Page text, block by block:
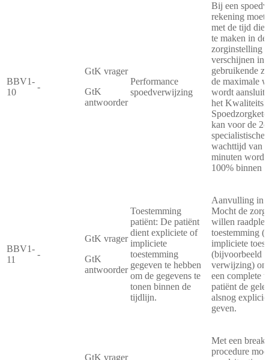
BBV1-
10
-
GtK vrager
GtK
antwoorder
Performance
spoedverwijzing
Bij een
rekening
met de tijd die
te maken in
zorginstelling
verschijnen in
gebruikende
de maximale
wordt
het
kan voor de
specialistische
wachttijd van
minuten
100% binnen
BBV1-
11
-
GtK vrager
GtK
antwoorder
Toestemming
patiënt: De patiënt
dient expliciete of
impliciete
toestemming
gegeven te hebben
om de gegevens te
tonen binnen de
tijdlijn.
Aanvulling in
Mocht de
willen
toestemming
impliciete
(bijvoorbeeld
verwijzing)
een complete
patiënt de
alsnog
geven.
GtK vrager
Met een
procedure